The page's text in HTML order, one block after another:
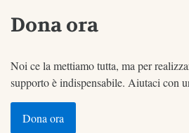
Dona ora
Noi ce la mettiamo tutta, ma per
supporto è indispensabile. Aiutaci con
Dona ora